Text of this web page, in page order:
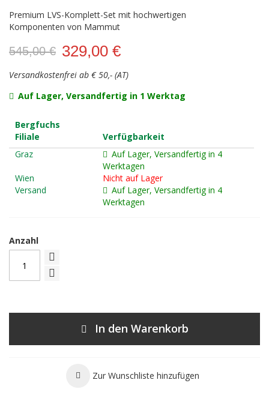
Premium LVS-Komplett-Set mit hochwertigen
Komponenten von Mammut
545,00 € 329,00 €
Versandkostenfrei ab € 50,- (AT)
Auf Lager, Versandfertig in 1 Werktag
Bergfuchs
Filiale
Verfügbarkeit
Graz
Auf Lager, Versandfertig in 4
Werktagen
Wien
Nicht auf Lager
Versand
Auf Lager, Versandfertig in 4
Werktagen
Anzahl
In den Warenkorb
Zur Wunschliste hinzufügen